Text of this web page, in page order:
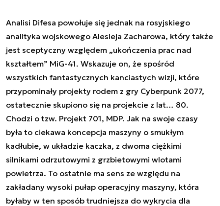
Analisi Difesa powołuje się jednak na rosyjskiego
analityka wojskowego Alesieja Zacharowa, który także
jest sceptyczny względem „ukończenia prac nad
kształtem” MiG-41. Wskazuje on, że spośród
wszystkich fantastycznych kanciastych wizji, które
przypominały projekty rodem z gry Cyberpunk 2077,
ostatecznie skupiono się na projekcie z lat… 80.
Chodzi o tzw. Projekt 701, MDP. Jak na swoje czasy
była to ciekawa koncepcja maszyny o smukłym
kadłubie, w układzie kaczka, z dwoma ciężkimi
silnikami odrzutowymi z grzbietowymi wlotami
powietrza. To ostatnie ma sens ze względu na
zakładany wysoki pułap operacyjny maszyny, która
byłaby w ten sposób trudniejsza do wykrycia dla